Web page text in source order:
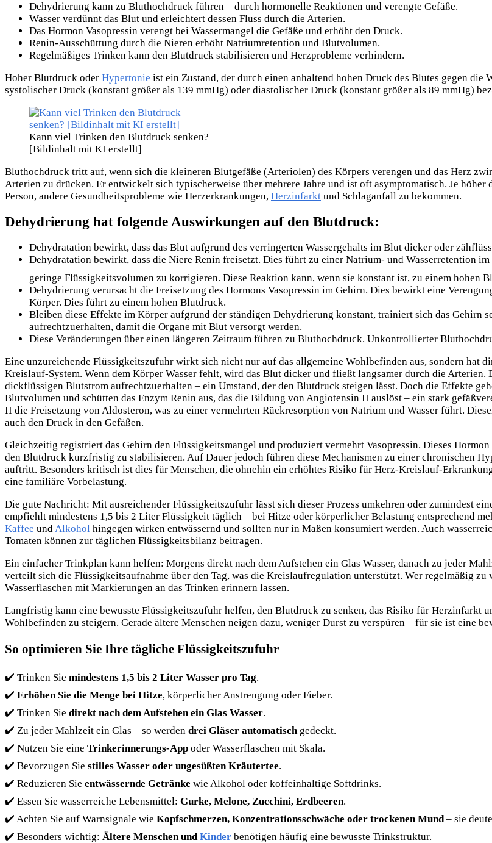
Dehydrierung kann zu Bluthochdruck führen – durch hormonelle Reaktionen und verengte Gefäße.
Wasser verdünnt das Blut und erleichtert dessen Fluss durch die Arterien.
Das Hormon Vasopressin verengt bei Wassermangel die Gefäße und erhöht den Druck.
Renin-Ausschüttung durch die Nieren erhöht Natriumretention und Blutvolumen.
Regelmäßiges Trinken kann den Blutdruck stabilisieren und Herzprobleme verhindern.
Hoher Blutdruck oder Hypertonie ist ein Zustand, der durch einen anhaltend hohen Druck des Blutes gegen
systolischer Druck (konstant größer als 139 mmHg) oder diastolischer Druck (konstant größer als 89 mmHg)
Kann viel Trinken den Blutdruck senken?
[Bildinhalt mit KI erstellt]
Bluthochdruck tritt auf, wenn sich die kleineren Blutgefäße (Arteriolen) des Körpers verengen und das Herz
Arterien zu drücken. Er entwickelt sich typischerweise über mehrere Jahre und ist oft asymptomatisch. Je
Person, andere Gesundheitsprobleme wie Herzerkrankungen, Herzinfarkt und Schlaganfall zu bekommen.
Dehydrierung hat folgende Auswirkungen auf den Blutdruck:
Dehydratation bewirkt, dass das Blut aufgrund des verringerten Wassergehalts im Blut dicker oder
Dehydratation bewirkt, dass die Niere Renin freisetzt. Dies führt zu einer Natrium- und Wasserretention im
geringe Flüssigkeitsvolumen zu korrigieren. Diese Reaktion kann, wenn sie konstant ist, zu einem hohen
Dehydrierung verursacht die Freisetzung des Hormons Vasopressin im Gehirn. Dies bewirkt eine
Körper. Dies führt zu einem hohen Blutdruck.
Bleiben diese Effekte im Körper aufgrund der ständigen Dehydrierung konstant, trainiert sich das Gehirn
aufrechtzuerhalten, damit die Organe mit Blut versorgt werden.
Diese Veränderungen über einen längeren Zeitraum führen zu Bluthochdruck. Unkontrollierter
Eine unzureichende Flüssigkeitszufuhr wirkt sich nicht nur auf das allgemeine Wohlbefinden aus, sondern hat
Kreislauf-System. Wenn dem Körper Wasser fehlt, wird das Blut dicker und fließt langsamer durch die Arterien.
dickflüssigen Blutstrom aufrechtzuerhalten – ein Umstand, der den Blutdruck steigen lässt. Doch die Effekte
Blutvolumen und schütten das Enzym Renin aus, das die Bildung von Angiotensin II auslöst – ein stark
II die Freisetzung von Aldosteron, was zu einer vermehrten Rückresorption von Natrium und Wasser führt.
auch den Druck in den Gefäßen.
Gleichzeitig registriert das Gehirn den Flüssigkeitsmangel und produziert vermehrt Vasopressin. Dieses
den Blutdruck kurzfristig zu stabilisieren. Auf Dauer jedoch führen diese Mechanismen zu einer chronischen
auftritt. Besonders kritisch ist dies für Menschen, die ohnehin ein erhöhtes Risiko für Herz-Kreislauf-
eine familiäre Vorbelastung.
Die gute Nachricht: Mit ausreichender Flüssigkeitszufuhr lässt sich dieser Prozess umkehren oder zumindest
empfiehlt mindestens 1,5 bis 2 Liter Flüssigkeit täglich – bei Hitze oder körperlicher Belastung entsprechend
Kaffee undAlkohol hingegen wirken entwässernd und sollten nur in Maßen konsumiert werden. Auch
Tomaten können zur täglichen Flüssigkeitsbilanz beitragen.
Ein einfacher Trinkplan kann helfen: Morgens direkt nach dem Aufstehen ein Glas Wasser, danach zu jeder
verteilt sich die Flüssigkeitsaufnahme über den Tag, was die Kreislaufregulation unterstützt. Wer regelmäßig
Wasserflaschen mit Markierungen an das Trinken erinnern lassen.
Langfristig kann eine bewusste Flüssigkeitszufuhr helfen, den Blutdruck zu senken, das Risiko für Herzinfarkt
Wohlbefinden zu steigern. Gerade ältere Menschen neigen dazu, weniger Durst zu verspüren – für sie ist eine
So optimieren Sie Ihre tägliche Flüssigkeitszufuhr
✔️ Trinken Sie mindestens 1,5 bis 2 Liter Wasser pro Tag.
✔️ Erhöhen Sie die Menge bei Hitze, körperlicher Anstrengung oder Fieber.
✔️ Trinken Sie direkt nach dem Aufstehen ein Glas Wasser.
✔️ Zu jeder Mahlzeit ein Glas – so werden drei Gläser automatischgedeckt.
✔️ Nutzen Sie eine Trinkerinnerungs-App oder Wasserflaschen mit Skala.
✔️ Bevorzugen Sie stilles Wasser oder ungesüßten Kräutertee.
✔️ Reduzieren Sie entwässernde Getränke wie Alkohol oder koffeinhaltige Softdrinks.
✔️ Essen Sie wasserreiche Lebensmittel: Gurke, Melone, Zucchini, Erdbeeren.
✔️ Achten Sie auf Warnsignale wie Kopfschmerzen, Konzentrationsschwäche oder trockenen Mund– sie
✔️ Besonders wichtig: Ältere Menschen undKinder benötigen häufig eine bewusste Trinkstruktur.